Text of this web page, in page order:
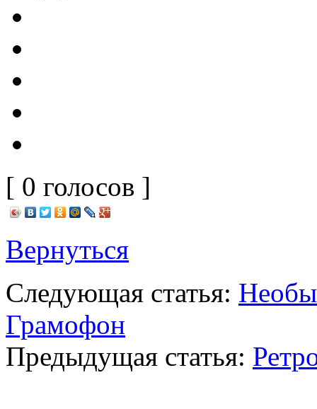
[ 0 голосов ]
Вернуться
Следующая статья:
Грамофон
Предыдущая статья: